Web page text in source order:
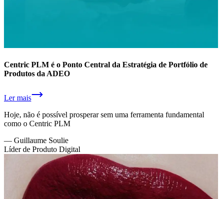
Centric PLM é o Ponto Central da Estratégia de Portfólio de
Produtos da ADEO
Ler mais
Hoje, não é possível prosperar sem uma ferramenta fundamental
como o Centric PLM
— Guillaume Soulie
Líder de Produto Digital